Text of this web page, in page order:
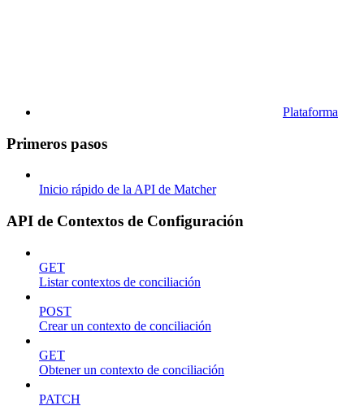
Plataforma
Primeros pasos
Inicio rápido de la API de Matcher
API de Contextos de Configuración
GET
Listar contextos de conciliación
POST
Crear un contexto de conciliación
GET
Obtener un contexto de conciliación
PATCH